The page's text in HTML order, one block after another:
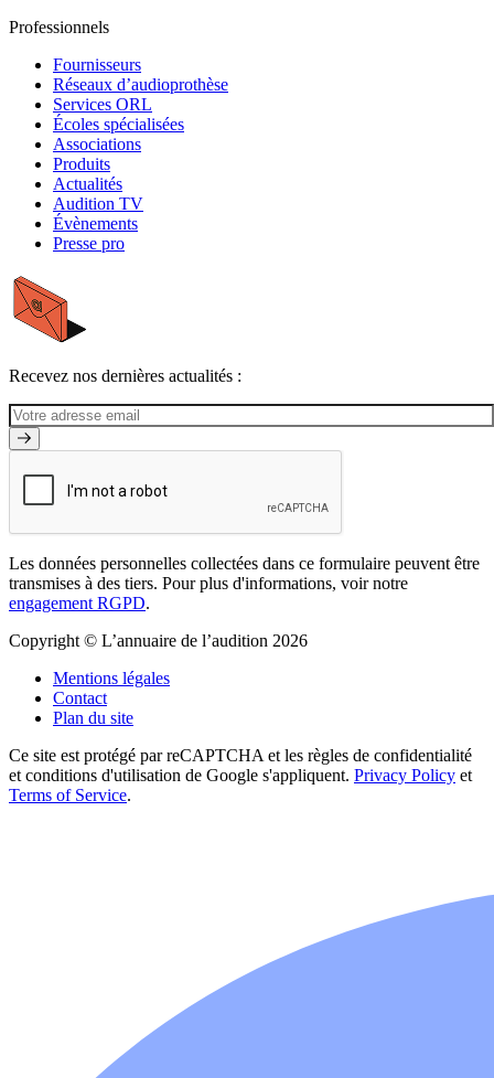
Professionnels
Fournisseurs
Réseaux d’audioprothèse
Services ORL
Écoles spécialisées
Associations
Produits
Actualités
Audition TV
Évènements
Presse pro
Recevez nos dernières actualités :
Les données personnelles collectées dans ce formulaire peuvent être
transmises à des tiers. Pour plus d'informations, voir notre
engagement RGPD.
Copyright © L’annuaire de l’audition 2026
Mentions légales
Contact
Plan du site
Ce site est protégé par reCAPTCHA et les règles de confidentialité
et conditions d'utilisation de Google s'appliquent. Privacy Policy et
Terms of Service.